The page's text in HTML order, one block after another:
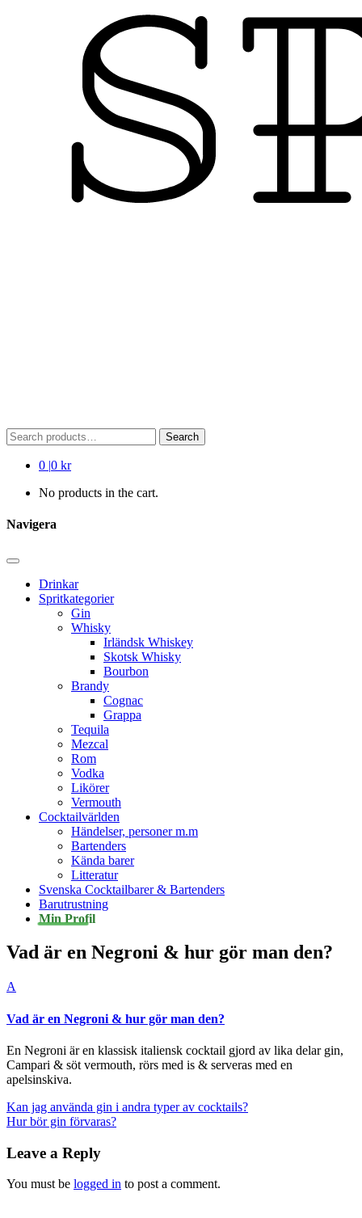
Search
for:
Search
0 |0 kr
No products in the cart.
Navigera
Drinkar
Spritkategorier
Gin
Whisky
Irländsk Whiskey
Skotsk Whisky
Bourbon
Brandy
Cognac
Grappa
Tequila
Mezcal
Rom
Vodka
Likörer
Vermouth
Cocktailvärlden
Händelser, personer m.m
Bartenders
Kända barer
Litteratur
Svenska Cocktailbarer & Bartenders
Barutrustning
Min Profil
Vad är en Negroni & hur gör man den?
A
Vad är en Negroni & hur gör man den?
En Negroni är en klassisk italiensk cocktail gjord av lika delar gin,
Campari & söt vermouth, rörs med is & serveras med en
apelsinskiva.
Post
navigation
Kan jag använda gin i andra typer av cocktails?
Hur bör gin förvaras?
Leave a Reply
You must be logged in to post a comment.